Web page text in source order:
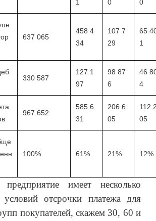
1
0
0
637 065
458 4
34
107 7
29
65
1
330 587
127 1
97
98 87
6
46
4
967 652
585 6
31
206 6
05
112
05
100% 61% 21% 12%
имеет несколько
условий отсрочки платежа для
покупателей, скажем 30, 60 и